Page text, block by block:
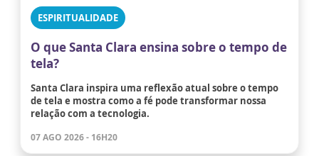
ESPIRITUALIDADE
O que Santa Clara ensina sobre o tempo de
tela?
Santa Clara inspira uma reflexão atual sobre o tempo
de tela e mostra como a fé pode transformar nossa
relação com a tecnologia.
07 AGO 2026 - 16H20